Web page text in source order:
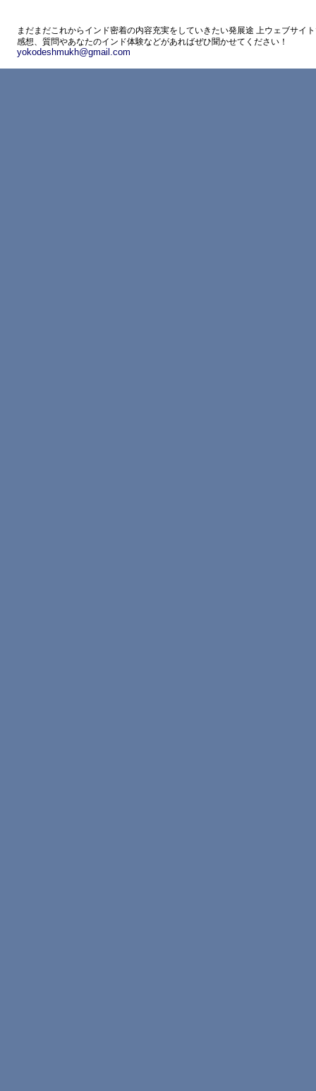
まだまだこれからインド密着の内容充実をしていきたい発展途 上ウェブサイ
感想、質問やあなたのインド体験などがあればぜひ聞かせてください！
yokodeshmukh@gmail.com